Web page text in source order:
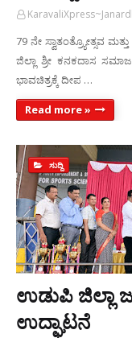
79 ನೇ ಸ್ವಾತಂತ್ರ್ಯೋತ್ಸವ
ಜಿಲ್ಲಾ ಶ್ರೀ ಕನಕದಾಸ
ಭಾವಚಿತ್ರಕ್ಕೆ ದೀಪ …
Read more »
ಸುದ್ದಿ
ಉಡುಪಿ
ಉದ್ಘಾಟನೆ